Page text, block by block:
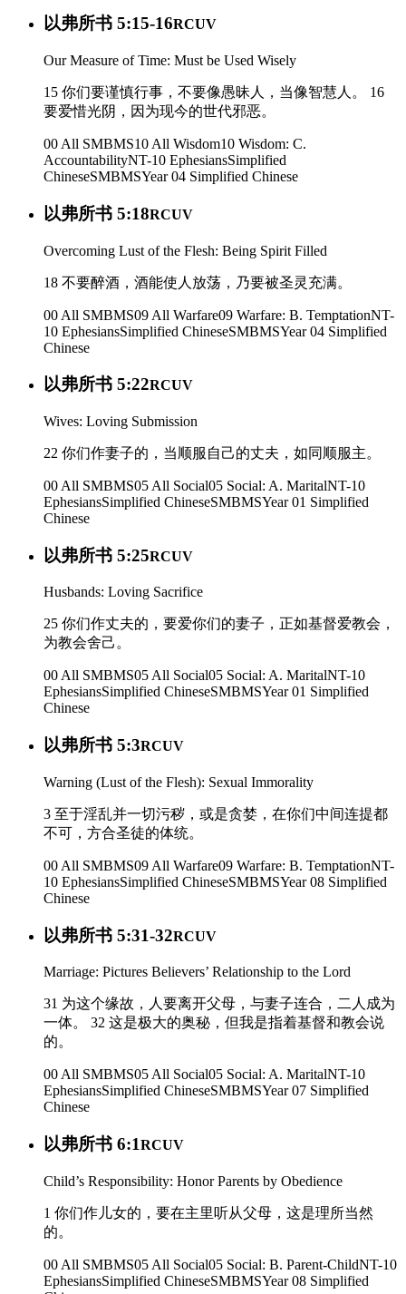
以弗所书 5:15-16RCUV
Our Measure of Time: Must be Used Wisely
15 你们要谨慎行事，不要像愚昧人，当像智慧人。 16
要爱惜光阴，因为现今的世代邪恶。
00 All SMBMS10 All Wisdom10 Wisdom: C.
AccountabilityNT-10 EphesiansSimplified
ChineseSMBMSYear 04 Simplified Chinese
以弗所书 5:18RCUV
Overcoming Lust of the Flesh: Being Spirit Filled
18 不要醉酒，酒能使人放荡，乃要被圣灵充满。
00 All SMBMS09 All Warfare09 Warfare: B. TemptationNT-
10 EphesiansSimplified ChineseSMBMSYear 04 Simplified
Chinese
以弗所书 5:22RCUV
Wives: Loving Submission
22 你们作妻子的，当顺服自己的丈夫，如同顺服主。
00 All SMBMS05 All Social05 Social: A. MaritalNT-10
EphesiansSimplified ChineseSMBMSYear 01 Simplified
Chinese
以弗所书 5:25RCUV
Husbands: Loving Sacrifice
25 你们作丈夫的，要爱你们的妻子，正如基督爱教会，
为教会舍己。
00 All SMBMS05 All Social05 Social: A. MaritalNT-10
EphesiansSimplified ChineseSMBMSYear 01 Simplified
Chinese
以弗所书 5:3RCUV
Warning (Lust of the Flesh): Sexual Immorality
3 至于淫乱并一切污秽，或是贪婪，在你们中间连提都
不可，方合圣徒的体统。
00 All SMBMS09 All Warfare09 Warfare: B. TemptationNT-
10 EphesiansSimplified ChineseSMBMSYear 08 Simplified
Chinese
以弗所书 5:31-32RCUV
Marriage: Pictures Believers’ Relationship to the Lord
31 为这个缘故，人要离开父母，与妻子连合，二人成为
一体。 32 这是极大的奥秘，但我是指着基督和教会说
的。
00 All SMBMS05 All Social05 Social: A. MaritalNT-10
EphesiansSimplified ChineseSMBMSYear 07 Simplified
Chinese
以弗所书 6:1RCUV
Child’s Responsibility: Honor Parents by Obedience
1 你们作儿女的，要在主里听从父母，这是理所当然
的。
00 All SMBMS05 All Social05 Social: B. Parent-ChildNT-10
EphesiansSimplified ChineseSMBMSYear 08 Simplified